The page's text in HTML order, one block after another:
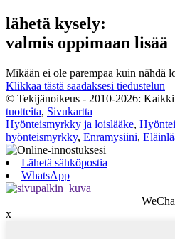
lähetä kysely:
valmis oppimaan lisää
Mikään ei ole parempaa kuin nähdä
Klikkaa tästä saadaksesi tiedustelun
© Tekijänoikeus - 2010-2026: Kaikki
tuotteita, Sivukartta
Hyönteismyrkky ja loislääke,
hyönteismyrkky, Enramysiini,
Lähetä sähköpostia
WhatsApp
x